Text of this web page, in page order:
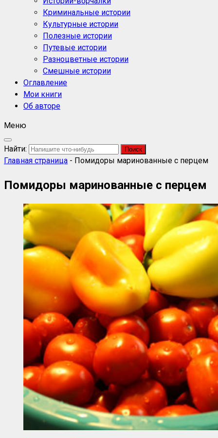
Криминальные истории
Культурные истории
Полезные истории
Путевые истории
Разноцветные истории
Смешные истории
Оглавление
Мои книги
Об авторе
Меню
Найти:
Главная страница - Помидоры маринованные с перцем
Помидоры маринованные с перцем